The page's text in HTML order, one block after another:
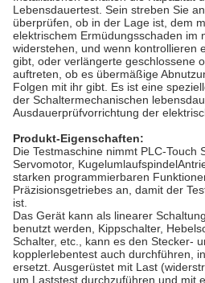
Lebensdauertest. Sein streben Sie
überprüfen, ob in der Lage ist, dem
elektrischem Ermüdungsschaden im
widerstehen, und wenn kontrollieren
gibt, oder verlängerte geschlossene
auftreten, ob es übermäßige
Folgen mit ihr gibt. Es ist eine
der Schaltermechanischen
Ausdauerprüfvorrichtung der
Produkt-Eigenschaften:
Die Testmaschine nimmt PLC-Touch
Servomotor,
starken programmierbaren
Präzisionsgetriebes an, damit der
ist.
Das Gerät kann als linearer
benutzt werden, Kippschalter,
Schalter, etc., kann es den Stecker-
kopplerlebentest auch durchführen,
ersetzt. Ausgerüstet mit Last
um Laststest durchzuführen und mit